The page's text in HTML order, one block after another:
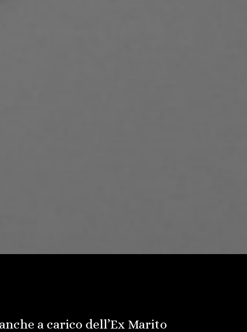
anche a carico dell’Ex Marito